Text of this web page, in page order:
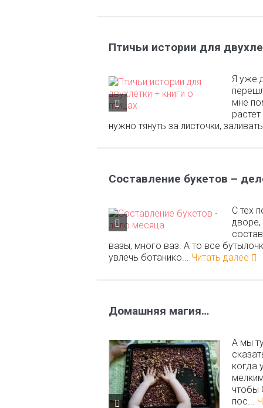
Птичьи истории для
Я уже
мне
нужно тянуть за листочки,
Составление букетов –
С тех
дворе,
вазы, много ваз. А то все
увлечь ботанико... Читать далее
Домашняя магия…
А мы
когда
чтобы
пос...